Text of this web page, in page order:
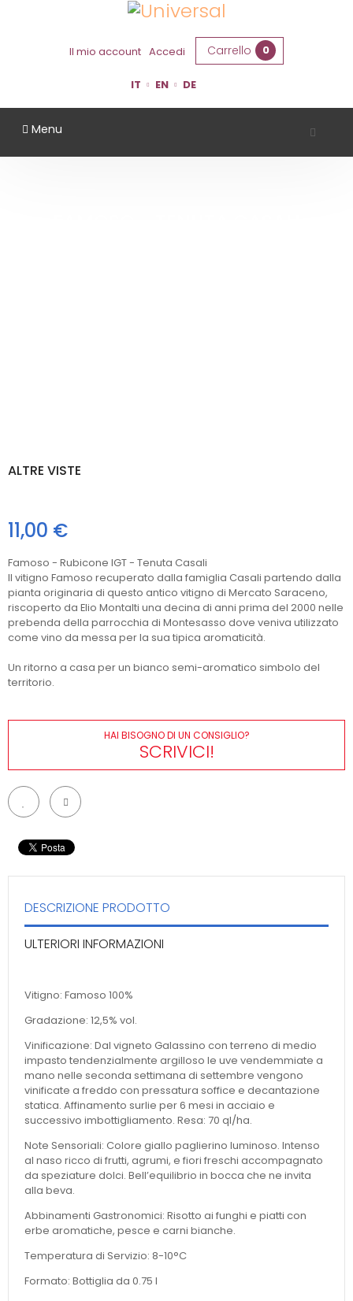
Il mio account Accedi Carrello 0
IT EN DE
Menu
ALTRE VISTE
11,00 €
Famoso - Rubicone IGT - Tenuta Casali
Il vitigno Famoso recuperato dalla famiglia Casali partendo dalla
pianta originaria di questo antico vitigno di Mercato Saraceno,
riscoperto da Elio Montalti una decina di anni prima del 2000 nelle
prebenda della parrocchia di Montesasso dove veniva utilizzato
come vino da messa per la sua tipica aromaticità.
Un ritorno a casa per un bianco semi-aromatico simbolo del
territorio.
HAI BISOGNO DI UN CONSIGLIO?
SCRIVICI!
DESCRIZIONE PRODOTTO
ULTERIORI INFORMAZIONI
Vitigno: Famoso 100%
Gradazione: 12,5% vol.
Vinificazione: Dal vigneto Galassino con terreno di medio
impasto tendenzialmente argilloso le uve vendemmiate a
mano nelle seconda settimana di settembre vengono
vinificate a freddo con pressatura soffice e decantazione
statica. Affinamento surlie per 6 mesi in acciaio e
successivo imbottigliamento. Resa: 70 ql/ha.
Note Sensoriali: Colore giallo paglierino luminoso. Intenso
al naso ricco di frutti, agrumi, e fiori freschi accompagnato
da speziature dolci. Bell’equilibrio in bocca che ne invita
alla beva.
Abbinamenti Gastronomici: Risotto ai funghi e piatti con
erbe aromatiche, pesce e carni bianche.
Temperatura di Servizio: 8-10°C
Formato: Bottiglia da 0.75 l